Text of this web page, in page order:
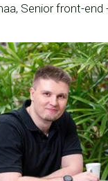
Senior front-end